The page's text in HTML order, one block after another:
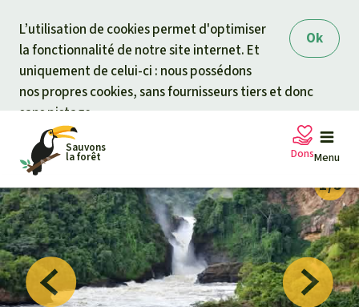
Ok
L’utilisation de cookies permet d'optimiser
la fonctionnalité de notre site internet. Et
uniquement de celui-ci : nous possédons
nos propres cookies, sans fournisseurs tiers et donc
sans pistage.
Sauvons
la forêt Menu
Pétitions
Projets
Dons
Votre soutien est capital
Don général